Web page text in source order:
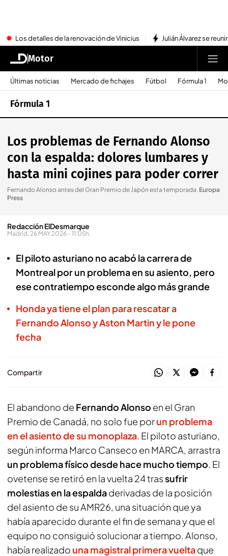
Los detalles de la renovación de Vinicius Julián Álvarez se
Motor
Últimas noticias Mercado de fichajes Fútbol Fórmula 1
Fórmula 1
Los problemas de Fernando Alonso
con la espalda: dolores lumbares y
hasta mini cojines para poder correr
Fernando Alonso antes del Gran Premio de Japón esta temporada. Europa
Press
Redacción ElDesmarque
Madrid, 26 MAY 2026 - 11:05h.
El piloto asturiano no acabó la carrera de
Montreal por un problema en su asiento, pero
ese contratiempo esconde algo más grande
Honda ya tiene el plan para rescatar a
Fernando Alonso y Aston Martin y le pone
fecha
Compartir
El abandono de Fernando Alonso en el Gran
Premio de Canadá, no solo fue porun problema
en el asiento de su monoplaza. El piloto asturiano,
según informa Marco Canseco en MARCA, arrastra
un problema físico desde hace mucho tiempo. El
ovetense se retiró en la vuelta 24 trassufrir
molestias en la espaldaderivadas de la posición
del asiento de su AMR26, una situación que ya
había aparecido durante el fin de semana y que el
equipo no consiguió solucionar a tiempo. Alonso,
había realizado una magistral primera vueltaque